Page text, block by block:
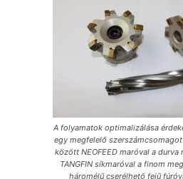
A folyamatok optimalizálása
egy megfelelő
között NEOFEED maróval a
TANGFIN síkmaróval a finom
háromélű cserélhető fejű